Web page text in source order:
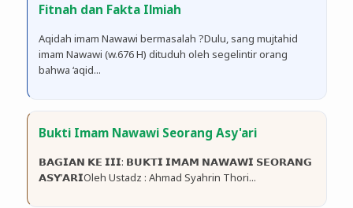
Fitnah dan Fakta Ilmiah
Aqidah imam Nawawi bermasalah ?Dulu, sang mujtahid
imam Nawawi (w.676 H) dituduh oleh segelintir orang
bahwa ‘aqid...
Bukti Imam Nawawi Seorang Asy'ari
𝗕𝗔𝗚𝗜𝗔𝗡 𝗞𝗘 𝗜𝗜𝗜: 𝗕𝗨𝗞𝗧𝗜 𝗜𝗠𝗔𝗠 𝗡𝗔𝗪𝗔𝗪𝗜 𝗦𝗘𝗢𝗥𝗔𝗡𝗚
𝗔𝗦𝗬’𝗔𝗥𝗜Oleh Ustadz : Ahmad Syahrin Thori...